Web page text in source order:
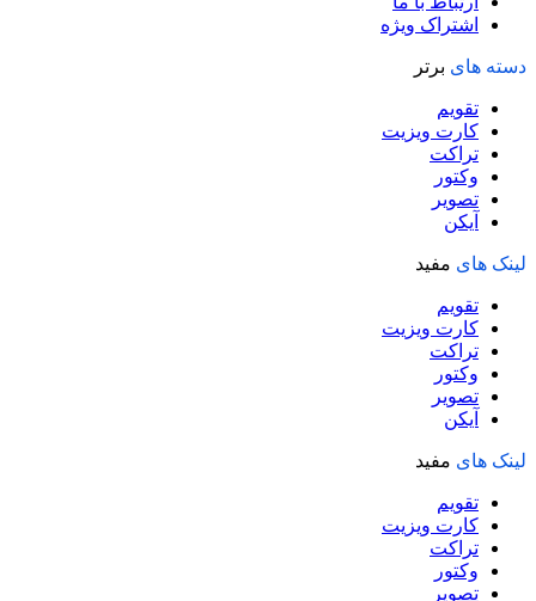
اشتراک ویژه
دسته های برتر
تقویم
کارت ویزیت
تراکت
وکتور
تصویر
آیکن
لینک های مفید
تقویم
کارت ویزیت
تراکت
وکتور
تصویر
آیکن
لینک های مفید
تقویم
کارت ویزیت
تراکت
وکتور
تصویر